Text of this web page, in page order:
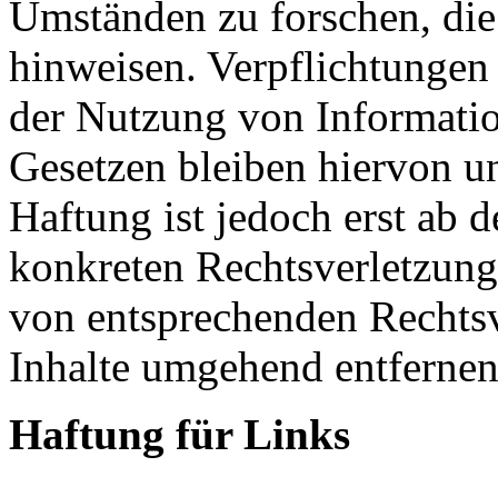
Umständen zu forschen,
hinweisen.
der Nutzung von
Gesetzen bleiben hiervon
Haftung ist jedoch erst ab
konkreten
von entsprechenden
Inhalte umgehend
Haftung für Links